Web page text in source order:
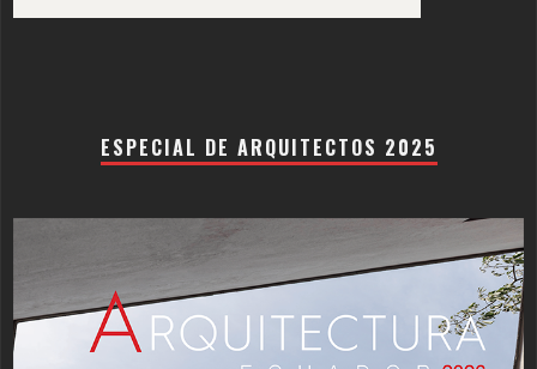
ESPECIAL DE ARQUITECTOS 2025